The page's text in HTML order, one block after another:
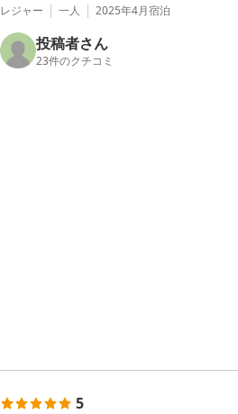
レジャー 一人 2025年4月宿泊
投稿者さん
23件のクチコミ
5